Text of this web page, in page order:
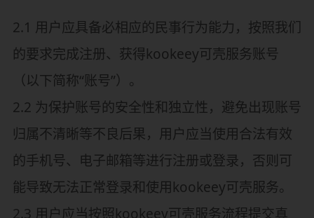
2.1 用户应具备必相应的民事行为能力，按照我们
的要求完成注册、获得kookeey可壳服务账号
（以下简称“账号”）。
2.2 为保护账号的安全性和独立性，避免出现账号
归属不清晰等不良后果，用户应当使用合法有效
的手机号、电子邮箱等进行注册或登录，否则可
能导致无法正常登录和使用kookeey可壳服务。
2.3 用户应当按照kookeey可壳服务流程提交真